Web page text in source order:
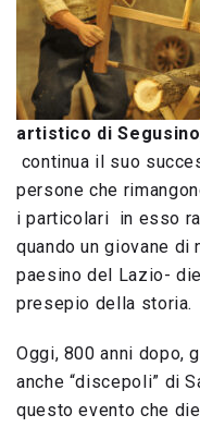
artistico di
continua il suo
persone che
i particolari in esso
quando un giovane di
paesino del Lazio-
presepio della storia.
Oggi, 800 anni dopo,
anche “discepoli” di
questo evento che